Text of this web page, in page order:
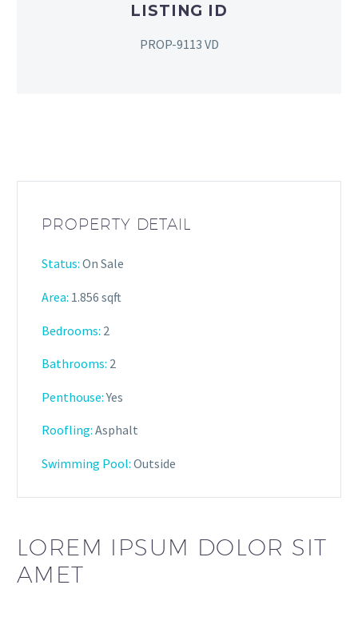
LISTING ID
PROP-9113 VD
PROPERTY DETAIL
Status: On Sale
Area: 1.856 sqft
Bedrooms: 2
Bathrooms: 2
Penthouse:Yes
Roofling: Asphalt
Swimming Pool: Outside
LOREM IPSUM DOLOR SIT
AMET